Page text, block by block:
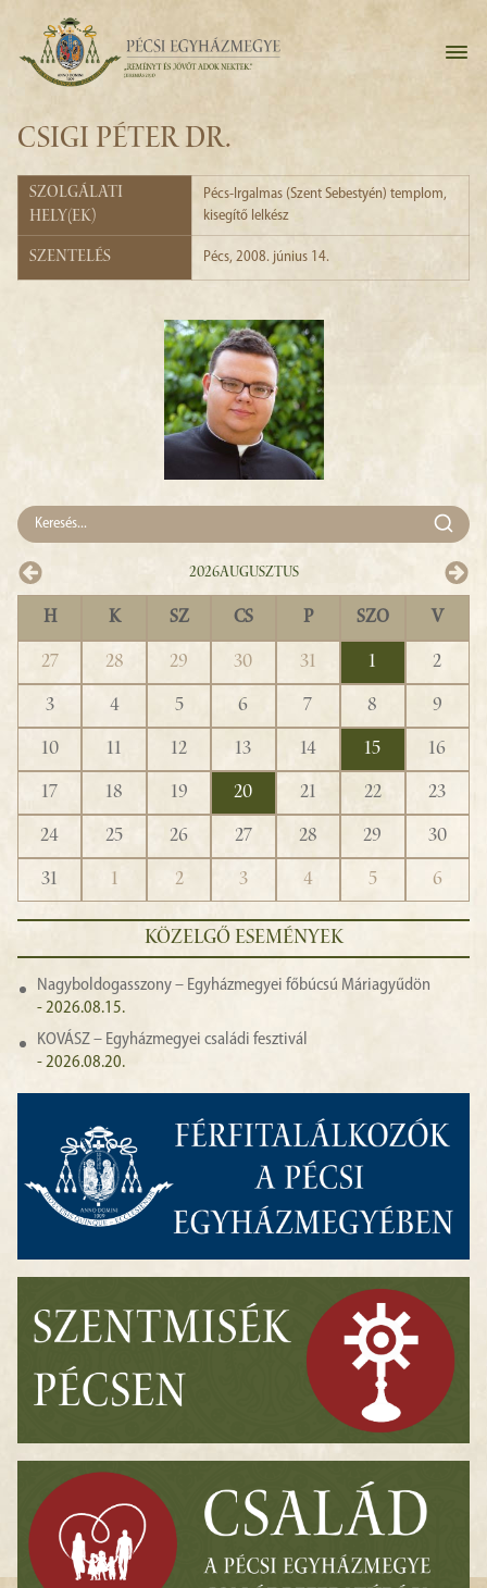
CSIGI PÉTER DR.
Szolgálati
hely(ek)
Pécs-Irgalmas (Szent Sebestyén) templom,
kisegítő lelkész
Szentelés Pécs, 2008. június 14.
2026Augusztus
H K SZ CS P SZO V
27 28 29 30 31 1
2
3
4 5 6 7 8
9
10
11 12 13 14 15
16
17
18 19 20 21 22
23
24
25 26 27 28 29
30
31
1 2 3 4 5 6
KÖZELGŐ ESEMÉNYEK
Nagyboldogasszony – Egyházmegyei főbúcsú Máriagyűdön
- 2026.08.15.
KOVÁSZ – Egyházmegyei családi fesztivál
- 2026.08.20.